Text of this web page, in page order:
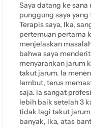
Saya datang ke
punggung saya
Terapis saya, Ika,
pertemuan pertama
menjelaskan
bahwa saya
menyarankan jarum
takut jarum. Ia
lembut, terus
saja. Ia sangat
lebih baik setelah 3
tidak lagi takut
banyak, Ika, atas